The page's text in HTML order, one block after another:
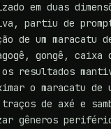
em duas
partiu de
de um maracatu
gongê, caixa
resultados
o maracatu de
de axé e
gêneros